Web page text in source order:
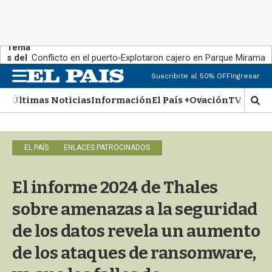
Tema
s del
día:
Conflicto en el puerto Explotaron cajero en Parque Miramar
n
u
Suscribite al 50% OFFIngresar
Últimas NoticiasInformaciónEl País +OvaciónTV Show
M
o
s
�
s
q
u
d
EL PAÍS ENLACES PATROCINADOS
El informe 2024 de Thales
sobre amenazas a la seguridad
de los datos revela un aumento
de los ataques de ransomware,